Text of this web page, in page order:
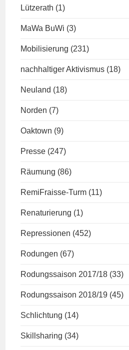
Lützerath (1)
MaWa BuWi (3)
Mobilisierung (231)
nachhaltiger Aktivismus (18)
Neuland (18)
Norden (7)
Oaktown (9)
Presse (247)
Räumung (86)
RemiFraisse-Turm (11)
Renaturierung (1)
Repressionen (452)
Rodungen (67)
Rodungssaison 2017/18 (33)
Rodungssaison 2018/19 (45)
Schlichtung (14)
Skillsharing (34)